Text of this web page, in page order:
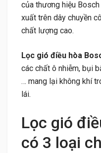
của thương hiệu
xuất trên dây chuyền
chất lượng cao.
Lọc gió điều hòa
các chất ô nhiễm, bụi
… mang lại không khí
lái.
Lọc gió
có 3 loại